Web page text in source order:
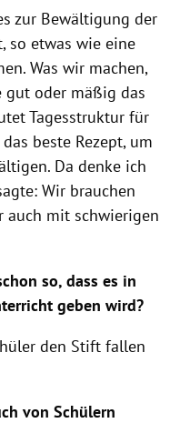
zur Bewältigung der
so etwas wie eine
Was wir machen,
gut oder mäßig das
Tagesstruktur für
beste Rezept, um
Da denke ich
Wir brauchen
auch mit schwierigen
so, dass es in
geben wird?
den Stift fallen
von Schülern